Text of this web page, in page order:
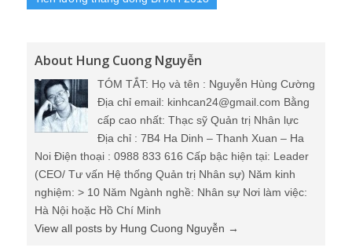
About Hung Cuong Nguyễn
TÓM TẮT: Họ và tên : Nguyễn Hùng Cường
Địa chỉ email: kinhcan24@gmail.com Bằng
cấp cao nhất: Thạc sỹ Quản trị Nhân lực
Địa chỉ : 7B4 Ha Dinh – Thanh Xuan – Ha
Noi Điện thoại : 0988 833 616 Cấp bậc hiện tại: Leader
(CEO/ Tư vấn Hệ thống Quản trị Nhân sự) Năm kinh
nghiệm: > 10 Năm Ngành nghề: Nhân sự Nơi làm việc:
Hà Nội hoặc Hồ Chí Minh
View all posts by Hung Cuong Nguyễn →